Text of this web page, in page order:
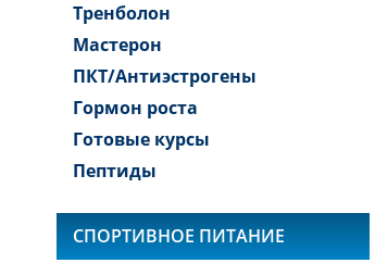
Тренболон
Мастерон
ПКТ/Антиэстрогены
Гормон роста
Готовые курсы
Пептиды
СПОРТИВНОЕ ПИТАНИЕ